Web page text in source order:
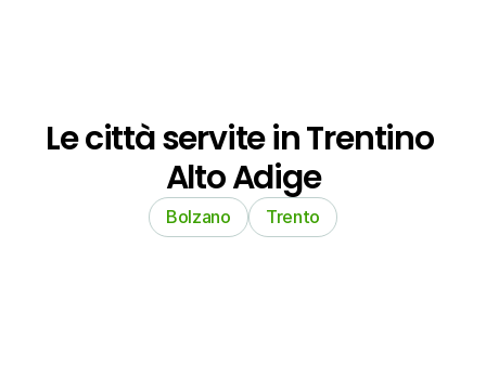
Le città servite in Trentino
Alto Adige
Bolzano Trento